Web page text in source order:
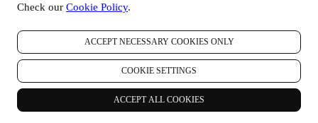
Check our Cookie Policy.
ACCEPT NECESSARY COOKIES ONLY
COOKIE SETTINGS
ACCEPT ALL COOKIES
OFERTAS Y MEJORA DE LA EXPERIENCIA DEL
CLIENTE Nos gustaría utilizar sus datos para adaptar
nuestros servicios y ofertas a sus necesidades y preferencias
para proporcionarle una experiencia de cliente personalizada
de Le Creuset. Lo haremos analizando sus hábitos o intereses,
por ejemplo, en relación con los productos más vistos, su
interacción con nosotros en las redes sociales, qué páginas de
nuestro sitio web visita, qué contenido de nuestras ofertas lee
usted. Lo hacemos principalmente a través de cookies y